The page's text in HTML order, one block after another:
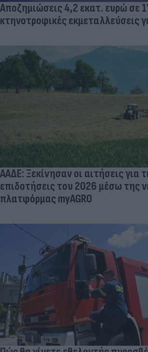
Αποζημιώσεις 4,2 εκατ. ευρώ σε
κτηνοτροφικές εκμεταλλεύσεις
ΑΑΔΕ: Ξεκίνησαν οι αιτήσεις για
επιδοτήσεις του 2026 μέσω της
πλατφόρμας myAGRO